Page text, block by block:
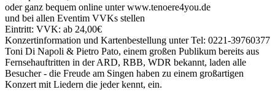
oder ganz bequem online unter www.tenoere4you.de
und bei allen Eventim VVKs stellen
Eintritt: VVK: ab 24,00€
Konzertinformation und Kartenbestellung unter Tel: 0221-39760377
Toni Di Napoli & Pietro Pato, einem großen Publikum bereits aus
Fernsehauftritten in der ARD, RBB, WDR bekannt, laden alle
Besucher - die Freude am Singen haben zu einem großartigen
Konzert mit Liedern die jeder kennt, ein.